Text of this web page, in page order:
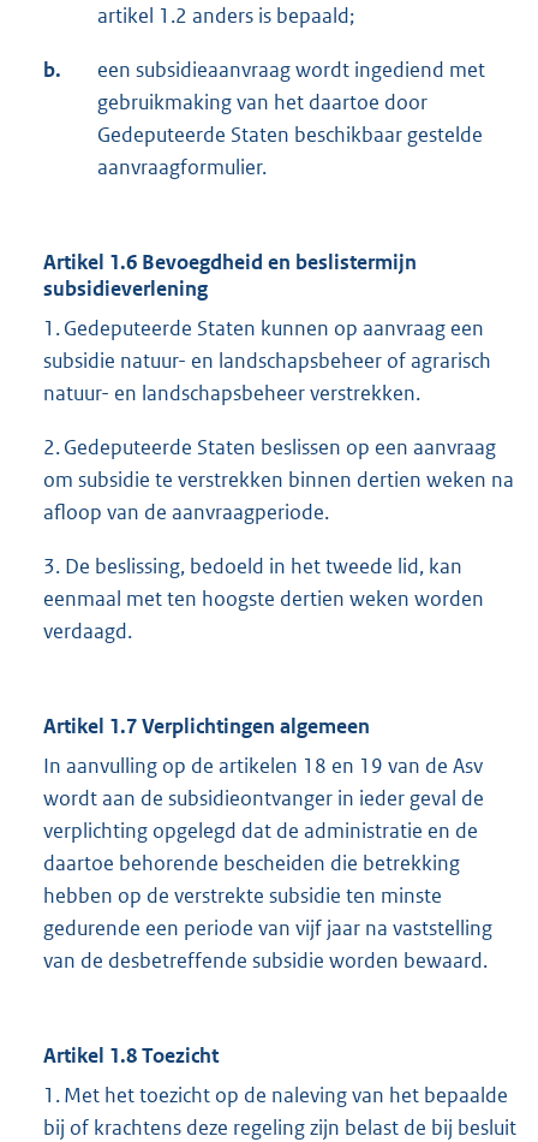
artikel 1.2 anders is bepaald;
b.
een subsidieaanvraag wordt ingediend met
gebruikmaking van het daartoe door
Gedeputeerde Staten beschikbaar gestelde
aanvraagformulier.
Artikel 1.6 Bevoegdheid en beslistermijn
subsidieverlening
1. Gedeputeerde Staten kunnen op aanvraag een
subsidie natuur- en landschapsbeheer of agrarisch
natuur- en landschapsbeheer verstrekken.
2. Gedeputeerde Staten beslissen op een aanvraag
om subsidie te verstrekken binnen dertien weken na
afloop van de aanvraagperiode.
3. De beslissing, bedoeld in het tweede lid, kan
eenmaal met ten hoogste dertien weken worden
verdaagd.
Artikel 1.7 Verplichtingen algemeen
In aanvulling op de artikelen 18 en 19 van de Asv
wordt aan de subsidieontvanger in ieder geval de
verplichting opgelegd dat de administratie en de
daartoe behorende bescheiden die betrekking
hebben op de verstrekte subsidie ten minste
gedurende een periode van vijf jaar na vaststelling
van de desbetreffende subsidie worden bewaard.
Artikel 1.8 Toezicht
1. Met het toezicht op de naleving van het bepaalde
bij of krachtens deze regeling zijn belast de bij besluit